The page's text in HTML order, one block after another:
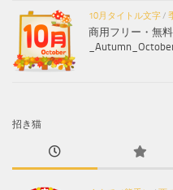
10月タイトル文字/
商用フリー・無
招き猫